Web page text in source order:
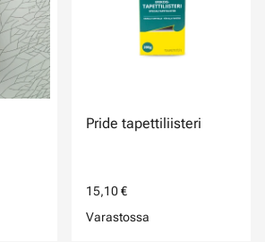
Pride tapettiliisteri
15,10 €
Varastossa